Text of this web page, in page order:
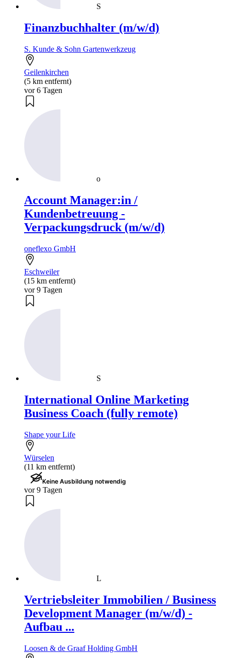
S
Finanzbuchhalter (m/w/d)
S. Kunde & Sohn Gartenwerkzeug
Geilenkirchen
(5 km entfernt)
vor 6 Tagen
o
Account Manager:in /
Kundenbetreuung -
Verpackungsdruck (m/w/d)
oneflexo GmbH
Eschweiler
(15 km entfernt)
vor 9 Tagen
S
International Online Marketing
Business Coach (fully remote)
Shape your Life
Würselen
(11 km entfernt)
Keine Ausbildung notwendig
vor 9 Tagen
L
Vertriebsleiter Immobilien / Business
Development Manager (m/w/d) -
Aufbau ...
Loosen & de Graaf Holding GmbH